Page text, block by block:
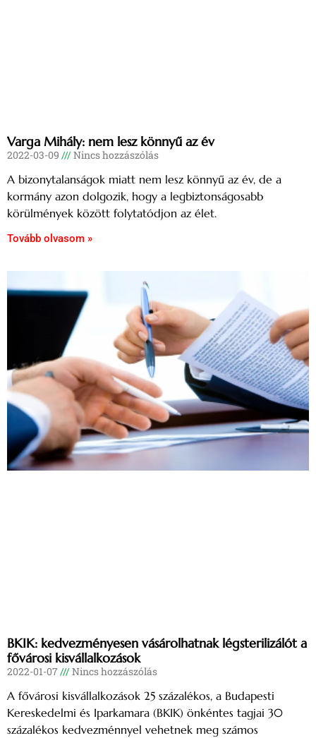
Varga Mihály: nem lesz könnyű az év
2022-03-09 Nincs hozzászólás
A bizonytalanságok miatt nem lesz könnyű az év, de a
kormány azon dolgozik, hogy a legbiztonságosabb
körülmények között folytatódjon az élet.
Tovább olvasom »
BKIK: kedvezményesen vásárolhatnak légsterilizálót a
fővárosi kisvállalkozások
2022-01-07 Nincs hozzászólás
A fővárosi kisvállalkozások 25 százalékos, a Budapesti
Kereskedelmi és Iparkamara (BKIK) önkéntes tagjai 30
százalékos kedvezménnyel vehetnek meg számos